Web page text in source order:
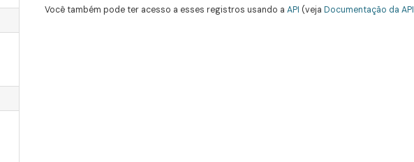
Você também pode ter acesso a esses registros usando a API (veja Documentação da API